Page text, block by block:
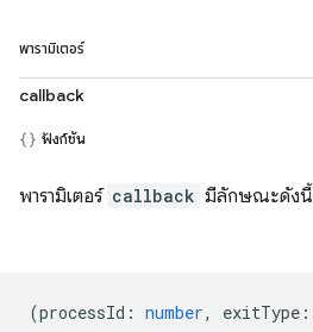
พารามิเตอร์
callback
ฟังก์ชัน
พารามิเตอร์ callback มีลักษณะดังนี้
(processId : number, exitType :